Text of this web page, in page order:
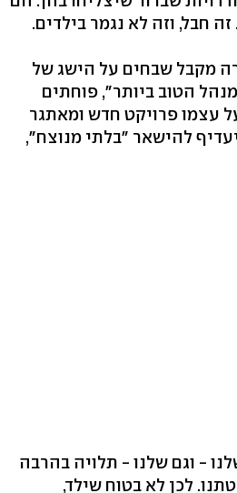
חבל, וזה לא נגמר בילדים.
מקבל שבחים על הישג של
הטוב ביותר", פוחתים
עצמו פרויקט חדש ומאתגר
להישאר "בלתי מנוצח",
- וגם שלנו - תלויה בהרבה
לכן לא בטוח שילד,